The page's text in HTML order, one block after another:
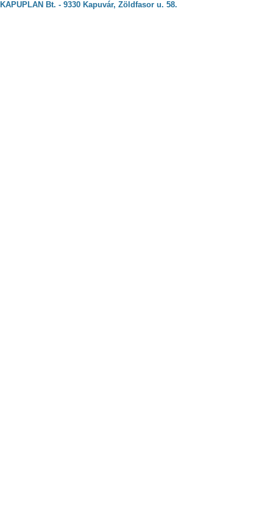
KAPUPLAN Bt. - 9330 Kapuvár, Zöldfasor u. 58.